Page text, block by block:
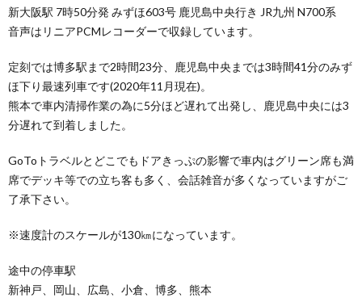
新大阪駅 7時50分発 みずほ603号 鹿児島中央行き JR九州 N700系
音声はリニアPCMレコーダーで収録しています。
定刻では博多駅まで2時間23分、鹿児島中央までは3時間41分のみず
ほ下り最速列車です(2020年11月現在)。
熊本で車内清掃作業の為に5分ほど遅れて出発し、鹿児島中央には3
分遅れて到着しました。
GoToトラベルとどこでもドアきっぷの影響で車内はグリーン席も満
席でデッキ等での立ち客も多く、会話雑音が多くなっていますがご
了承下さい。
※速度計のスケールが130㎞になっています。
途中の停車駅
新神戸、岡山、広島、小倉、博多、熊本